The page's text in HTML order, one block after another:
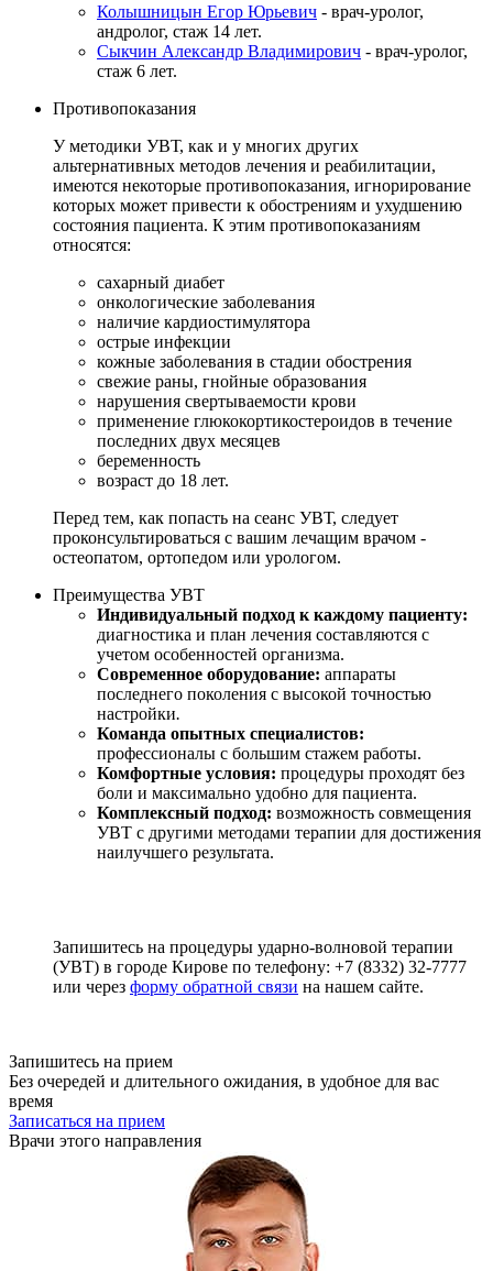
Колышницын Егор Юрьевич - врач-уролог,
андролог, стаж 14 лет.
Сыкчин Александр Владимирович - врач-уролог,
стаж 6 лет.
Противопоказания
У методики УВТ, как и у многих других
альтернативных методов лечения и реабилитации,
имеются некоторые противопоказания, игнорирование
которых может привести к обострениям и ухудшению
состояния пациента. К этим противопоказаниям
относятся:
сахарный диабет
онкологические заболевания
наличие кардиостимулятора
острые инфекции
кожные заболевания в стадии обострения
свежие раны, гнойные образования
нарушения свертываемости крови
применение глюкокортикостероидов в течение
последних двух месяцев
беременность
возраст до 18 лет.
Перед тем, как попасть на сеанс УВТ, следует
проконсультироваться с вашим лечащим врачом -
остеопатом, ортопедом или урологом.
Преимущества УВТ
Индивидуальный подход к каждому пациенту:
диагностика и план лечения составляются с
учетом особенностей организма.
Современное оборудование: аппараты
последнего поколения с высокой точностью
настройки.
Команда опытных специалистов:
профессионалы с большим стажем работы.
Комфортные условия: процедуры проходят без
боли и максимально удобно для пациента.
Комплексный подход: возможность совмещения
УВТ с другими методами терапии для достижения
наилучшего результата.
Запишитесь на процедуры ударно-волновой терапии
(УВТ) в городе Кирове по телефону: +7 (8332) 32-7777
или через форму обратной связи на нашем сайте.
Запишитесь на прием
Без очередей и длительного ожидания, в удобное для вас
время
Записаться на прием
Врачи этого направления